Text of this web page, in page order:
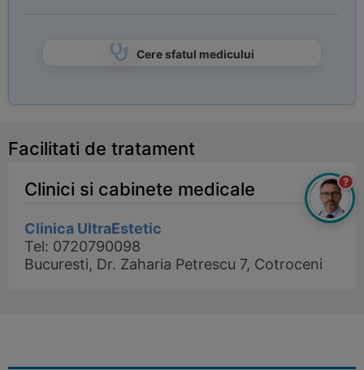
Cere sfatul medicului
Facilitati de tratament
Clinici si cabinete medicale
Clinica UltraEstetic
Tel: 0720790098
Bucuresti, Dr. Zaharia Petrescu 7, Cotroceni
?